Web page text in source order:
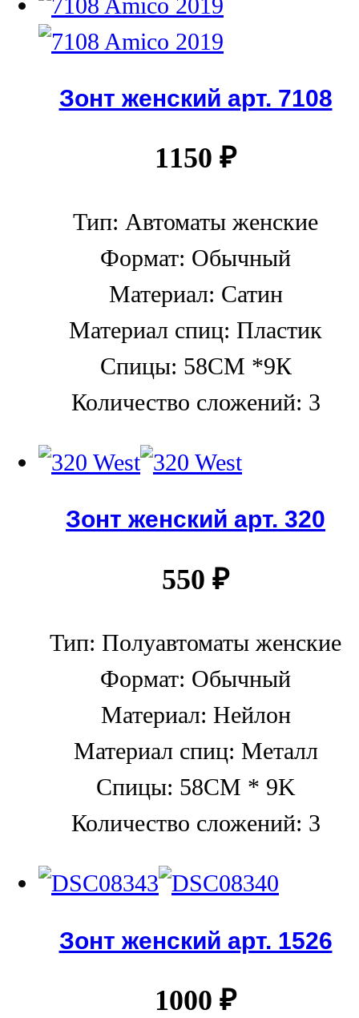
Зонт женский арт. 7108
1150 ₽
Тип: Автоматы женские
Формат: Обычный
Материал: Сатин
Материал спиц: Пластик
Спицы: 58СМ *9К
Количество сложений: 3
Зонт женский арт. 320
550 ₽
Тип: Полуавтоматы женские
Формат: Обычный
Материал: Нейлон
Материал спиц: Металл
Спицы: 58CM * 9K
Количество сложений: 3
Зонт женский арт. 1526
1000 ₽